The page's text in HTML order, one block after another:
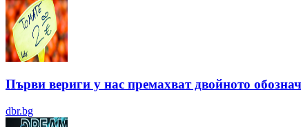
Първи вериги у нас премахват двойното
dbr.bg